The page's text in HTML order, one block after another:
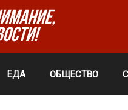
ЕДА ОБЩЕСТВО